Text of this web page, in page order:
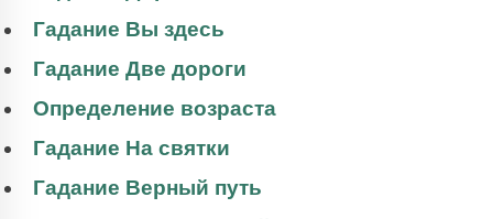
Гадание Вы здесь
Гадание Две дороги
Определение возраста
Гадание На святки
Гадание Верный путь